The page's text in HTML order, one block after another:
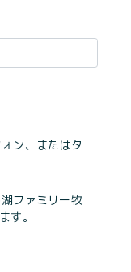
ン、またはタ
ファミリー牧
す。